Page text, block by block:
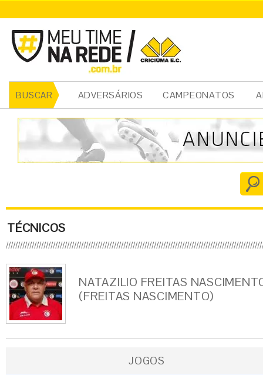
BUSCAR ADVERSÁRIOS CAMPEONATOS
TÉCNICOS
NATAZILIO FREITAS
(FREITAS NASCIMENTO)
JOGOS